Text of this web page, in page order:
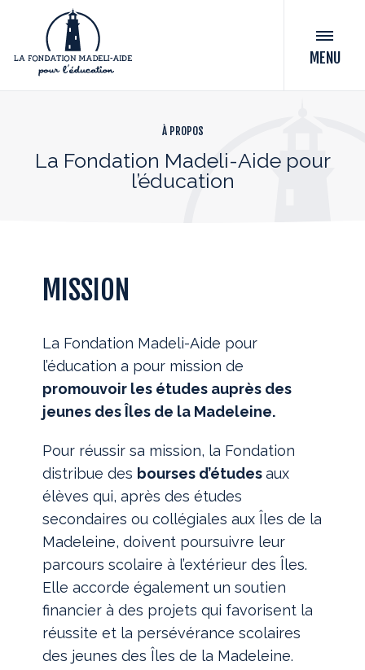
MENU
À PROPOS
La Fondation Madeli-Aide pour
l’éducation
MISSION
La Fondation Madeli-Aide pour
l’éducation a pour mission de
promouvoir les études auprès des
jeunes des Îles de la Madeleine.
Pour réussir sa mission, la Fondation
distribue des bourses d’étudesaux
élèves qui, après des études
secondaires ou collégiales aux Îles de la
Madeleine, doivent poursuivre leur
parcours scolaire à l’extérieur des Îles.
Elle accorde également un soutien
financier à des projets qui favorisent la
réussite et la persévérance scolaires
des jeunes des Îles de la Madeleine.